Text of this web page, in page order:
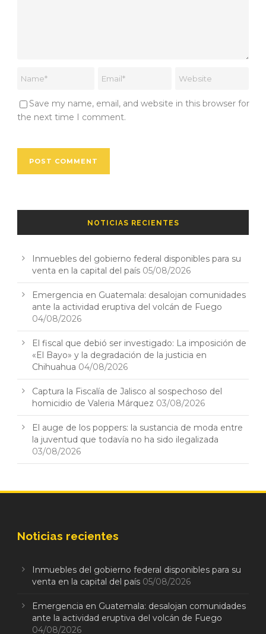
Save my name, email, and website in this browser for
the next time I comment.
NOTICIAS RECIENTES
Inmuebles del gobierno federal disponibles para su
venta en la capital del país 05/08/2026
Emergencia en Guatemala: desalojan comunidades
ante la actividad eruptiva del volcán de Fuego
04/08/2026
El fiscal que debió ser investigado: La imposición de
«El Bayo» y la degradación de la justicia en
Chihuahua 04/08/2026
Captura la Fiscalía de Jalisco al sospechoso del
homicidio de Valeria Márquez 03/08/2026
El auge de los poppers: la sustancia de moda entre
la juventud que todavía no ha sido ilegalizada
03/08/2026
Noticias recientes
Inmuebles del gobierno federal disponibles para su
venta en la capital del país 05/08/2026
Emergencia en Guatemala: desalojan comunidades
ante la actividad eruptiva del volcán de Fuego
04/08/2026